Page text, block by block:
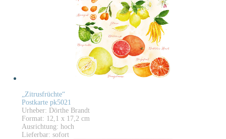
„Zitrusfrüchte“
Postkarte pk5021
Urheber: Dörthe Brandt
Format: 12,1 x 17,2 cm
Ausrichtung: hoch
Lieferbar: sofort